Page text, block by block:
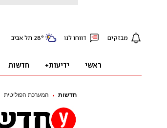
חדשות המערכת הפוליטית